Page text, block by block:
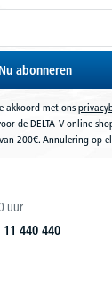
Nu abonneren
akkoord met ons
de DELTA-V online
200€. Annulering op
uur
440 440